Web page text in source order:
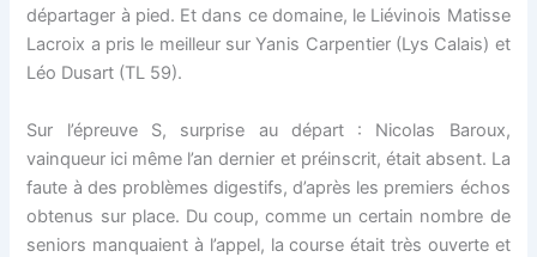
départager à pied. Et dans ce domaine, le Liévinois Matisse
Lacroix a pris le meilleur sur Yanis Carpentier (Lys Calais) et
Léo Dusart (TL 59).
Sur l’épreuve S, surprise au départ : Nicolas Baroux,
vainqueur ici même l’an dernier et préinscrit, était absent. La
faute à des problèmes digestifs, d’après les premiers échos
obtenus sur place. Du coup, comme un certain nombre de
seniors manquaient à l’appel, la course était très ouverte et